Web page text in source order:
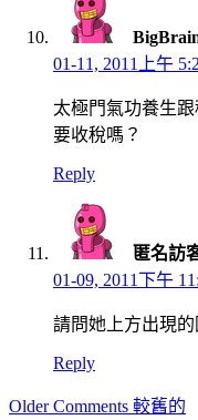
01-11, 2011上午
太極門氣功養生
要收稅嗎？
Reply
匿名訪
01-09, 2011下午
請問她上方出現
Reply
Comment
Older Comments 較舊的